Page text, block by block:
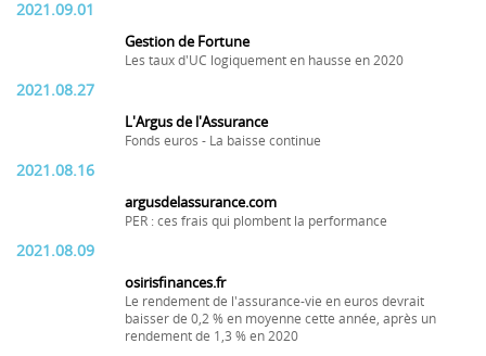
2021.09.01
Gestion de Fortune
Les taux d'UC logiquement en hausse en 2020
2021.08.27
L'Argus de l'Assurance
Fonds euros - La baisse continue
2021.08.16
argusdelassurance.com
PER : ces frais qui plombent la performance
2021.08.09
osirisfinances.fr
Le rendement de l'assurance-vie en euros devrait
baisser de 0,2 % en moyenne cette année, après un
rendement de 1,3 % en 2020